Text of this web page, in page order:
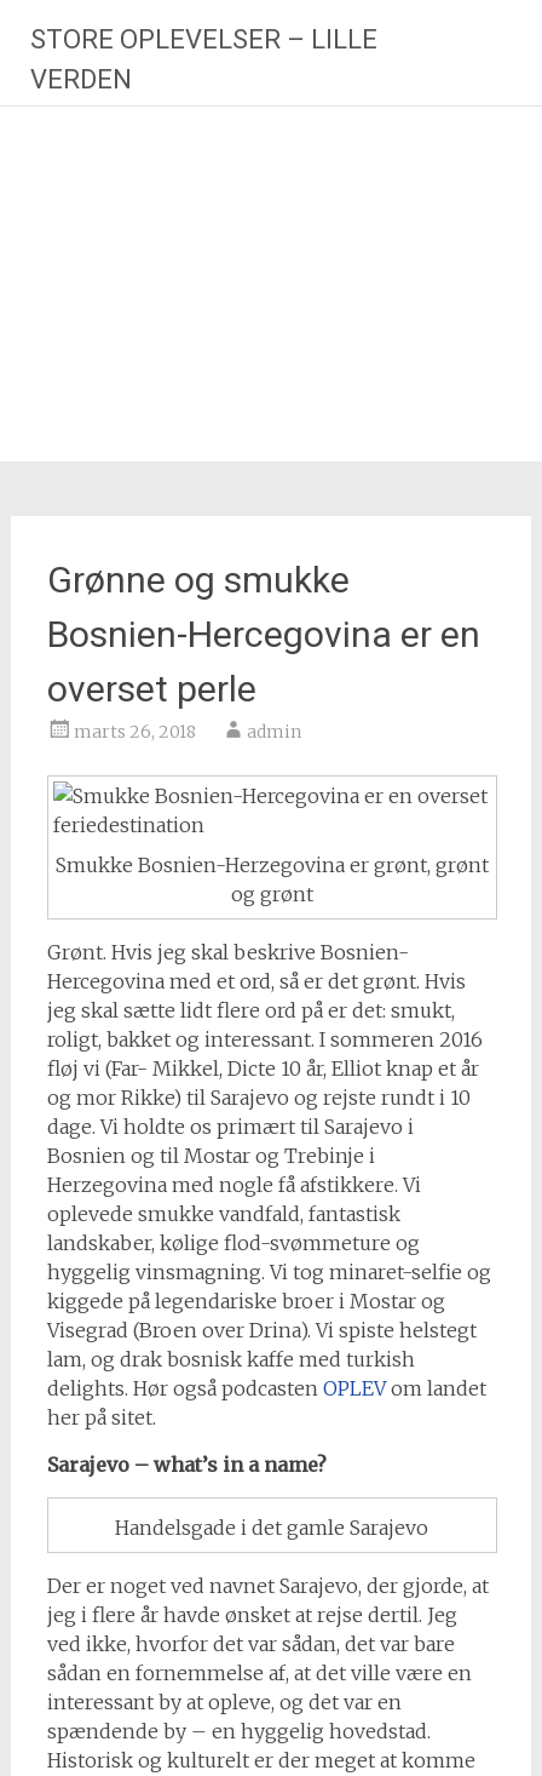
indhold
STORE OPLEVELSER – LILLE
VERDEN
Grønne og smukke
Bosnien-Hercegovina er en
overset perle
marts 26, 2018 admin
Smukke Bosnien-Herzegovina er grønt, grønt
og grønt
Grønt. Hvis jeg skal beskrive Bosnien-
Hercegovina med et ord, så er det grønt. Hvis
jeg skal sætte lidt flere ord på er det: smukt,
roligt, bakket og interessant. I sommeren 2016
fløj vi (Far- Mikkel, Dicte 10 år, Elliot knap et år
og mor Rikke) til Sarajevo og rejste rundt i 10
dage. Vi holdte os primært til Sarajevo i
Bosnien og til Mostar og Trebinje i
Herzegovina med nogle få afstikkere. Vi
oplevede smukke vandfald, fantastisk
landskaber, kølige flod-svømmeture og
hyggelig vinsmagning. Vi tog minaret-selfie og
kiggede på legendariske broer i Mostar og
Visegrad (Broen over Drina). Vi spiste helstegt
lam, og drak bosnisk kaffe med turkish
delights. Hør også podcasten OPLEVom landet
her på sitet.
Sarajevo – what’s in a name?
Handelsgade i det gamle Sarajevo
Der er noget ved navnet Sarajevo, der gjorde, at
jeg i flere år havde ønsket at rejse dertil. Jeg
ved ikke, hvorfor det var sådan, det var bare
sådan en fornemmelse af, at det ville være en
interessant by at opleve, og det var en
spændende by – en hyggelig hovedstad.
Historisk og kulturelt er der meget at komme